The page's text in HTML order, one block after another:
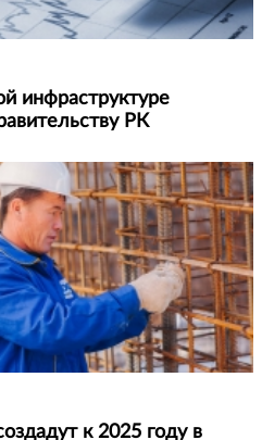
инфраструктуре
РК
к 2025 году в